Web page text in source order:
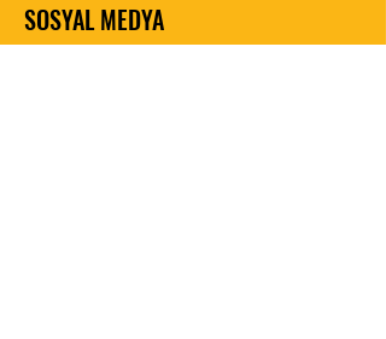
SOSYAL MEDYA